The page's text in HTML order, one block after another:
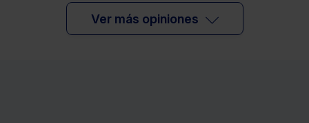
Ver más opiniones